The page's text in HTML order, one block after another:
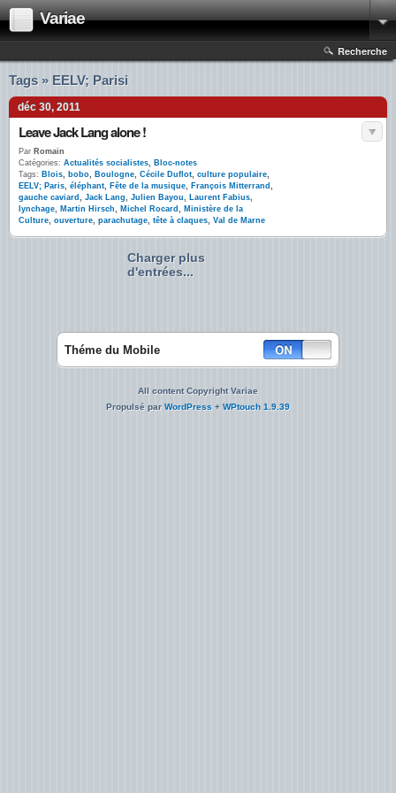
Variae
Recherche
Tags » EELV; Parisi
déc 30, 2011
Leave Jack Lang alone !
Par Romain
Catégories: Actualités socialistes, Bloc-notes
Tags: Blois, bobo, Boulogne, Cécile Duflot, culture populaire,
EELV; Paris, éléphant, Fête de la musique, François Mitterrand ,
gauche caviard , Jack Lang, Julien Bayou, Laurent Fabius,
lynchage, Martin Hirsch, Michel Rocard , Ministère de la
Culture, ouverture, parachutage, tête à claques, Val de Marne
Charger plus
d'entrées...
Théme du Mobile
All content Copyright Variae
Propulsé parWordPress + WPtouch 1.9.39